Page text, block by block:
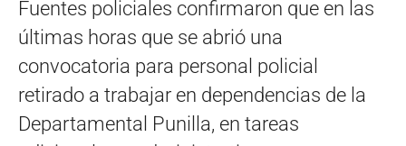
Fuentes policiales confirmaron que en las
últimas horas que se abrió una
convocatoria para personal policial
retirado a trabajar en dependencias de la
Departamental Punilla, en tareas